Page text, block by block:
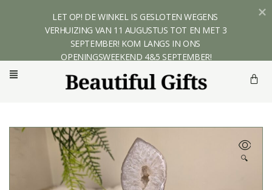
🔍
LET OP! DE WINKEL IS GESLOTEN WEGENS
VERHUIZING VAN 11 AUGUSTUS TOT EN MET 3
SEPTEMBER! KOM LANGS IN ONS
OPENINGSWEEKEND 4&5 SEPTEMBER!